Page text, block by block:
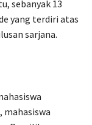
sebanyak 13
yang terdiri atas
sarjana.
mahasiswa